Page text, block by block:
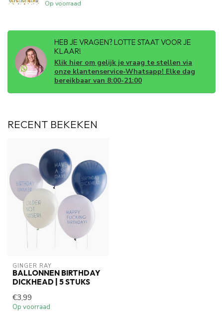
Op voorraad
HEB JE VRAGEN? LOTTE STAAT VOOR JE
KLAAR!
Klik hier om gelijk je vraag te stellen via
onze klantenservice-Whatsapp! Elke dag
bereikbaar van 8:00-21:00
RECENT BEKEKEN
GINGER RAY
BALLONNEN BIRTHDAY
DICKHEAD | 5 STUKS
€3,99
Op voorraad